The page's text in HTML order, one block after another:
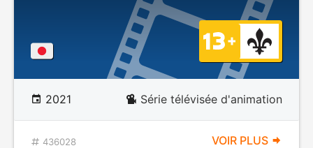
2021 Série télévisée d'animation
436028 VOIR PLUS